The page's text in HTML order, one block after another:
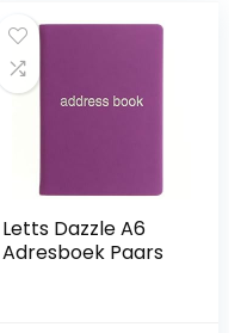
Letts Dazzle A6
Adresboek Paars